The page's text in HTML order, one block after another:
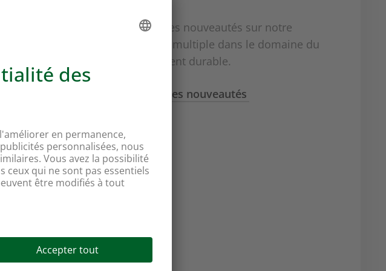
Découvrez des nouveautés sur notre
engagement multiple dans le domaine du
développement durable.
Voir toutes les nouveautés